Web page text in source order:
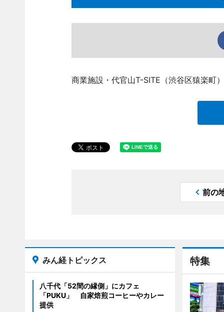
商業施設・代官山T-SITE（渋谷区猿楽町
前の
特集
みん経トピックス
八千代「52間の縁側」にカフェ
「PUKU」 自家焙煎コーヒーやカレー
提供